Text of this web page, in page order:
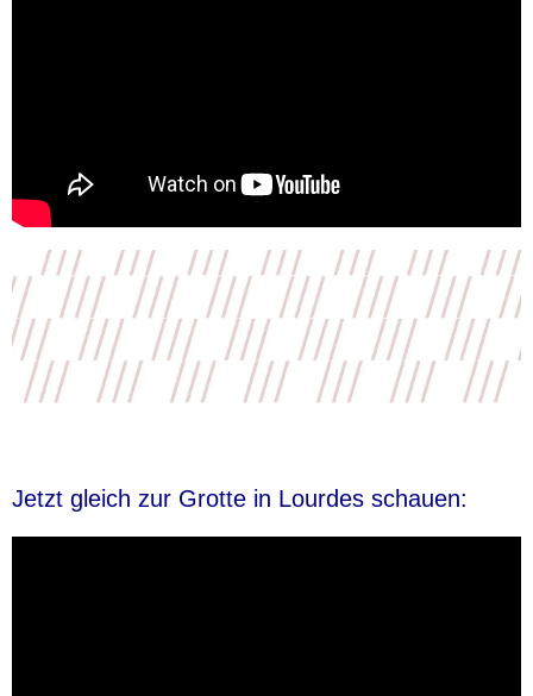
Jetzt gleich zur Grotte in Lourdes schauen: